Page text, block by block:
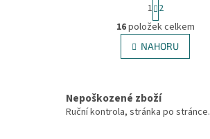
O
v
l
á
c
í
t
r
á
n
k
á
n
í
1 2
16položek celkem
NAHORU
Nepoškozené zboží
Ruční kontrola, stránka po stránce.